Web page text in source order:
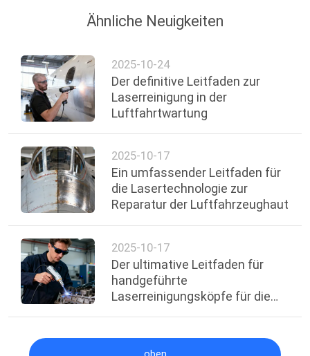
Ähnliche Neuigkeiten
2025-10-24
Der definitive Leitfaden zur
Laserreinigung in der
Luftfahrtwartung
2025-10-17
Ein umfassender Leitfaden für
die Lasertechnologie zur
Reparatur der Luftfahrzeughaut
2025-10-17
Der ultimative Leitfaden für
handgeführte
Laserreinigungsköpfe für die